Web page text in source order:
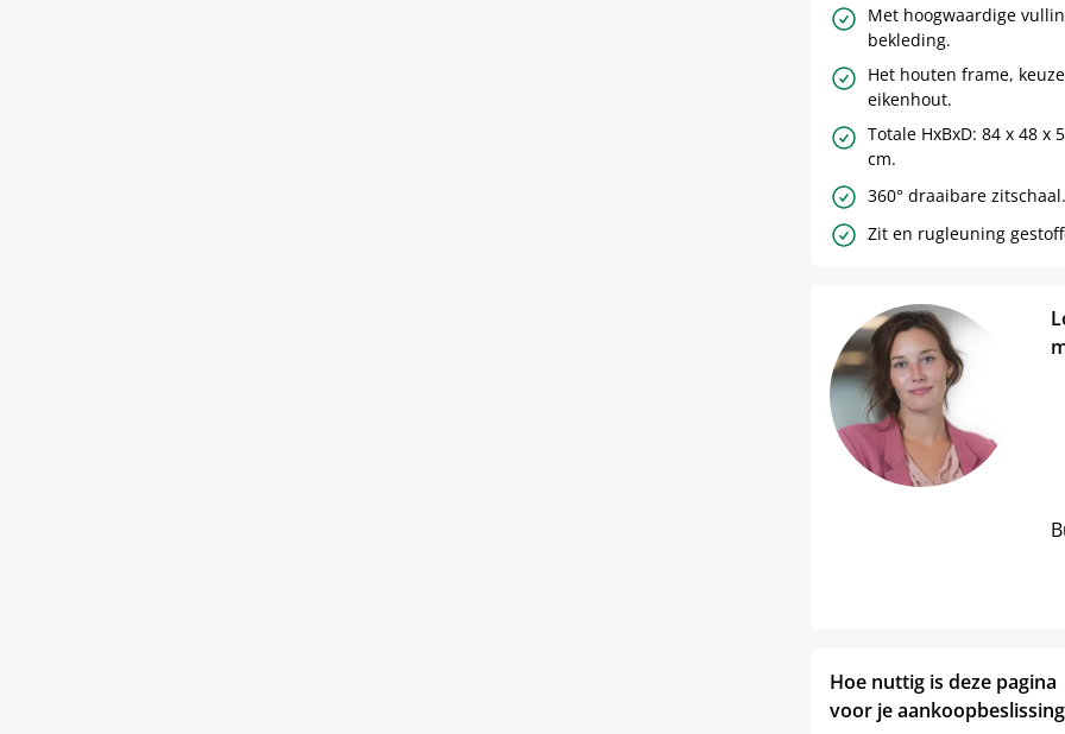
Met hoogwaardige
bekleding.
Het houten frame,
eikenhout.
Totale HxBxD: 84 x 48 x
cm.
360° draaibare zitschaal.
Zit en rugleuning
Hoe nuttig is deze pagina
voor je